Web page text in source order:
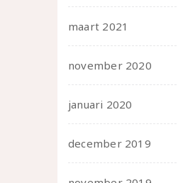
maart 2021
november 2020
januari 2020
december 2019